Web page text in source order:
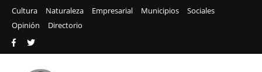
Cultura Naturaleza Empresarial Municipios
Sociales
Opinión
Directorio